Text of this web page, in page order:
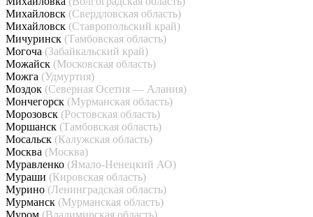
Михайловск (Свердловская область)
Михайловск (Ставропольский край)
Мичуринск (Тамбовская область)
Могоча (Забайкальский край)
Можайск (Московская область)
Можга (Удмуртия)
Моздок (Северная Осетия — Алания)
Мончегорск (Мурманская область)
Морозовск (Ростовская область)
Моршанск (Тамбовская область)
Мосальск (Калужская область)
Москва (Москва)
Муравленко (Ямало-Ненецкий АО)
Мураши (Кировская область)
Мурино (Ленинградская область)
Мурманск (Мурманская область)